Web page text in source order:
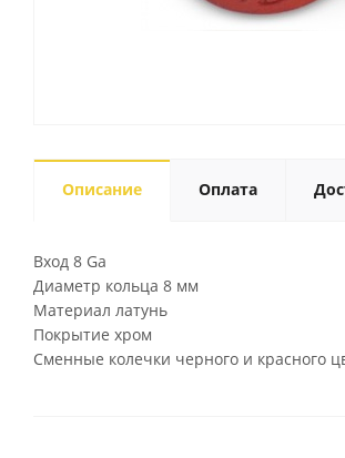
Описание Оплата
Вход 8 Ga
Диаметр кольца 8 мм
Материал латунь
Покрытие хром
Сменные колечки черного и красного